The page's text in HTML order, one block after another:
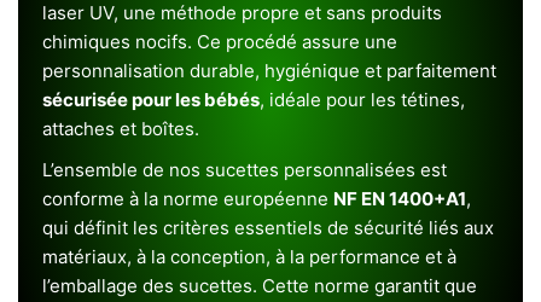
laser UV, une méthode propre et sans produits
chimiques nocifs. Ce procédé assure une
personnalisation durable, hygiénique et parfaitement
sécurisée pour les bébés, idéale pour les tétines,
attaches et boîtes.
L’ensemble de nos sucettes personnalisées est
conforme à la norme européenne NF EN 1400+A1,
qui définit les critères essentiels de sécurité liés aux
matériaux, à la conception, à la performance et à
l’emballage des sucettes. Cette norme garantit que